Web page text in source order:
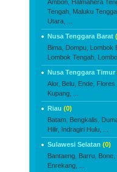
Ambon, Halmahera
Tengah, Maluku
Utara,
Nusa Tenggara Barat
Bima, Dompu, Lombok
Lombok Tengah,
Nusa Tenggara Timur
Alor, Belu, Ende, Flores
Kupang,
Riau (0)
Batam, Bengkalis,
Hilir, Indragiri Hulu,
Sulawesi Selatan (0)
Bantaeng, Barru, Bone,
Enrekang,